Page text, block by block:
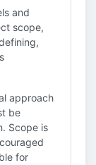
and
scope,
approach
be
Scope is
for